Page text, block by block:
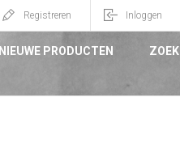
Registreren Inloggen
NIEUWE PRODUCTEN
ZOEK